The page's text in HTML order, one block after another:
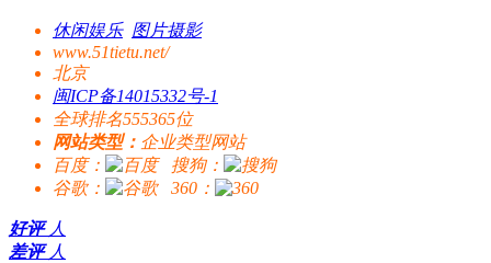
休闲娱乐 图片摄影
www.51tietu.net/
北京
闽ICP备14015332号-1
全球排名555365位
网站类型： 企业类型网站
百度：
搜狗：
谷歌：
360：
好评 人
差评 人